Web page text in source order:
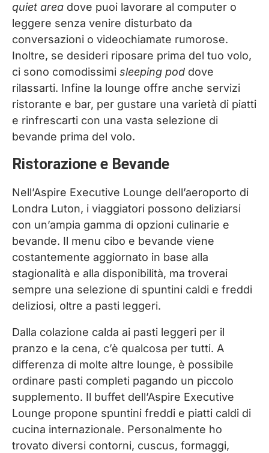
quiet area dove puoi lavorare al computer o
leggere senza venire disturbato da
conversazioni o videochiamate rumorose.
Inoltre, se desideri riposare prima del tuo volo,
ci sono comodissimi sleeping pod dove
rilassarti. Infine la lounge offre anche servizi
ristorante e bar, per gustare una varietà di piatti
e rinfrescarti con una vasta selezione di
bevande prima del volo.
Ristorazione e Bevande
Nell’Aspire Executive Lounge dell’aeroporto di
Londra Luton, i viaggiatori possono deliziarsi
con un’ampia gamma di opzioni culinarie e
bevande. Il menu cibo e bevande viene
costantemente aggiornato in base alla
stagionalità e alla disponibilità, ma troverai
sempre una selezione di spuntini caldi e freddi
deliziosi, oltre a pasti leggeri.
Dalla colazione calda ai pasti leggeri per il
pranzo e la cena, c’è qualcosa per tutti. A
differenza di molte altre lounge, è possibile
ordinare pasti completi pagando un piccolo
supplemento. Il buffet dell’Aspire Executive
Lounge propone spuntini freddi e piatti caldi di
cucina internazionale. Personalmente ho
trovato diversi contorni, cuscus, formaggi,